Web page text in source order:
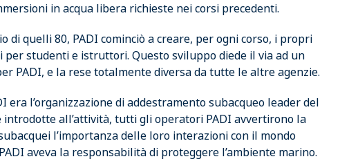
in acqua libera richieste nei corsi precedenti.
di quelli 80, PADI cominciò a creare, per ogni corso, i propri
studenti e istruttori. Questo sviluppo diede il via ad un
PADI, e la rese totalmente diversa da tutte le altre agenzie.
era l’organizzazione di addestramento subacqueo leader del
introdotte all’attività, tutti gli operatori PADI avvertirono la
l’importanza delle loro interazioni con il mondo
aveva la responsabilità di proteggere l’ambiente marino.